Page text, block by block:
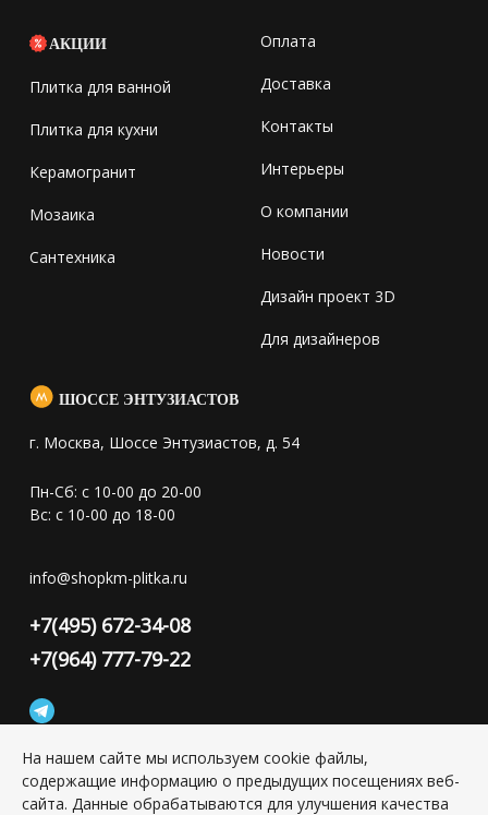
АКЦИИ
Плитка для ванной
Плитка для кухни
Керамогранит
Мозаика
Сантехника
Оплата
Доставка
Контакты
Интерьеры
О компании
Новости
Дизайн проект 3D
Для дизайнеров
ШОССЕ ЭНТУЗИАСТОВ
г. Москва, Шоссе Энтузиастов, д. 54
Пн-Сб: с 10-00 до 20-00
Вс: с 10-00 до 18-00
info@shopkm-plitka.ru
+7(495) 672-34-08
+7(964) 777-79-22
Конфиденциальность персональной информации
На нашем сайте мы используем cookie файлы,
содержащие информацию о предыдущих посещениях веб-
сайта. Данные обрабатываются для улучшения качества